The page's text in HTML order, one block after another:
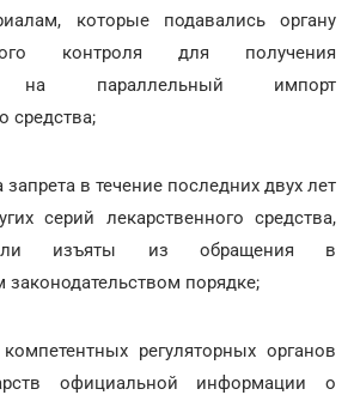
которые подавались органу
контроля для получения
на параллельный импорт
средства;
в течение последних двух лет
серий лекарственного средства,
изъяты из обращения в
законодательством порядке;
регуляторных органов
официальной информации о